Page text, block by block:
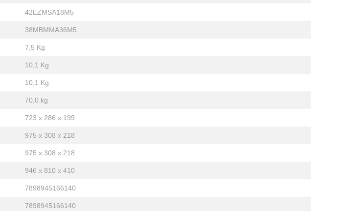
42EZMSA18M5
38MBMMA36M5
7,5 Kg
10,1 Kg
10,1 Kg
70,0 kg
723 x 286 x 199
975 x 308 x 218
975 x 308 x 218
946 x 810 x 410
7898945166140
7898945166140